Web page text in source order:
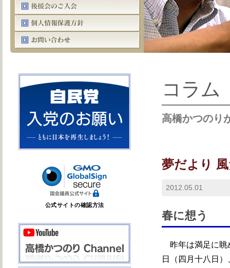
コラム
高橋かつのり
夢だより
2012.05.01
春に想う
昨年は満足に眺
日（四月十八日
公式サイトの確認方法